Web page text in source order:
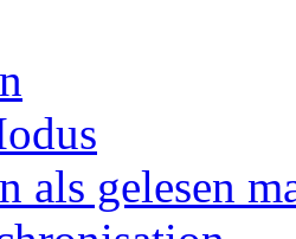
als gelesen